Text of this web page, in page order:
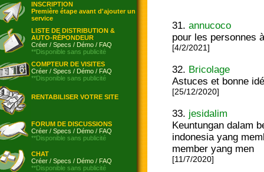
INSCRIPTION
Première étape avant d'ajouter un
service
LISTE DE DISTRIBUTION &
AUTO-RÉPONDEUR
Créer / Specs / Démo / FAQ
**Disponible sans publicité
COMPTEUR DE VISITES
Créer / Specs / Démo / FAQ
**Disponible sans publicité
RENTABILISER VOTRE SITE
FORUM DE DISCUSSIONS
Créer / Specs / Démo / FAQ
**Disponible sans publicité
CHAT
Créer / Specs / Démo / FAQ
**Disponible sans publicité
31.annucoco
pour les personnes
[4/2/2021]
32. Bricolage
Astuces et bonne
[25/12/2020]
33. jesidalim
Keuntungan dalam
indonesia yang
member yang men
[11/7/2020]